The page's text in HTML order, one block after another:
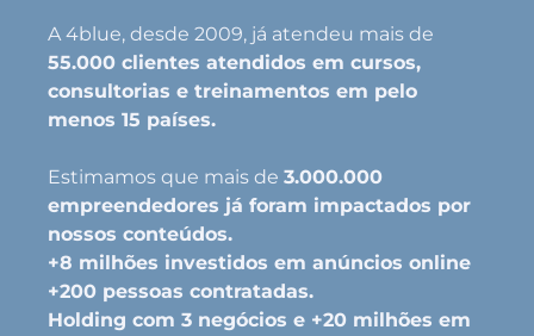
A 4blue, desde 2009, já atendeu mais de
55.000 clientes atendidos em cursos,
consultorias e treinamentos em pelo
menos 15 países.
Estimamos que mais de 3.000.000
empreendedores já foram impactados por
nossos conteúdos.
+8 milhões investidos em anúncios online
+200 pessoas contratadas.
Holding com 3 negócios e +20 milhões em